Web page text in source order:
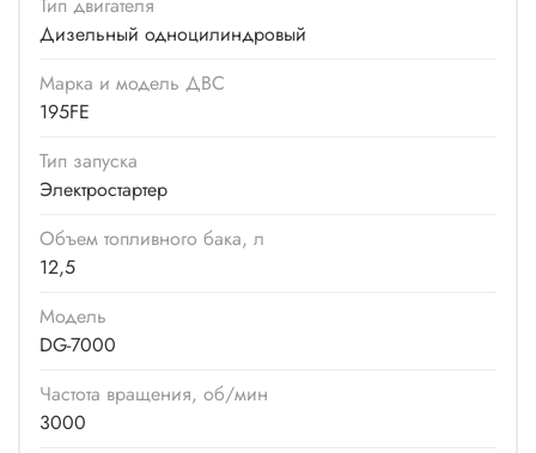
Дизельный одноцилиндровый
Марка и модель ДВС
195FE
Тип запуска
Электростартер
Объем топливного бака, л
12,5
Модель
DG-7000
Частота вращения, об/мин
3000